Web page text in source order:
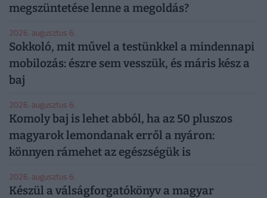
megszüntetése lenne a megoldás?
2026. augusztus 6.
Sokkoló, mit művel a testünkkel a mindennapi
mobilozás: észre sem vesszük, és máris kész a
baj
2026. augusztus 6.
Komoly baj is lehet abból, ha az 50 pluszos
magyarok lemondanak erről a nyáron:
könnyen rámehet az egészségük is
2026. augusztus 6.
Készül a válságforgatókönyv a magyar